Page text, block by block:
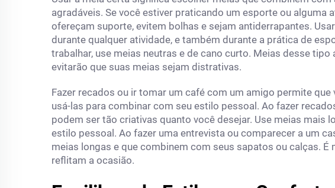
agradáveis. Se você estiver praticando um esporte ou alguma
ofereçam suporte, evitem bolhas e sejam antiderrapantes.
durante qualquer atividade, e também durante a prática de
trabalhar, use meias neutras e de cano curto. Meias desse
evitarão que suas meias sejam distrativas.
Fazer recados ou ir tomar um café com um amigo permite
usá-las para combinar com seu estilo pessoal. Ao fazer
podem ser tão criativas quanto você desejar. Use meias mais
estilo pessoal. Ao fazer uma entrevista ou comparecer a um
meias longas e que combinem com seus sapatos ou calças.
reflitam a ocasião.